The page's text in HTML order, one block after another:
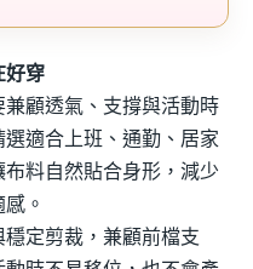
好穿
顧透氣、支撐與活動時
適合上班、通勤、居家
料自然貼合身形，減少
。
定剪裁，兼顧前檔支